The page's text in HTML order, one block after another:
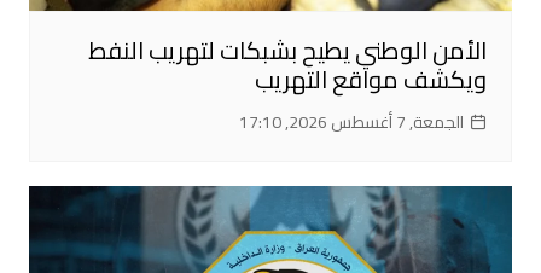
الأمن الوطني يطيح بشبكات لتهريب النفط
ويكشف مواقع التهريب
الجمعة, 7 أغسطس 2026, 17:10